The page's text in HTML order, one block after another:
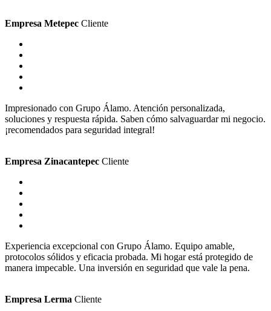
Empresa Metepec Cliente
Impresionado con Grupo Álamo. Atención personalizada,
soluciones y respuesta rápida. Saben cómo salvaguardar mi negocio.
¡recomendados para seguridad integral!
Empresa Zinacantepec Cliente
Experiencia excepcional con Grupo Álamo. Equipo amable,
protocolos sólidos y eficacia probada. Mi hogar está protegido de
manera impecable. Una inversión en seguridad que vale la pena.
Empresa Lerma Cliente